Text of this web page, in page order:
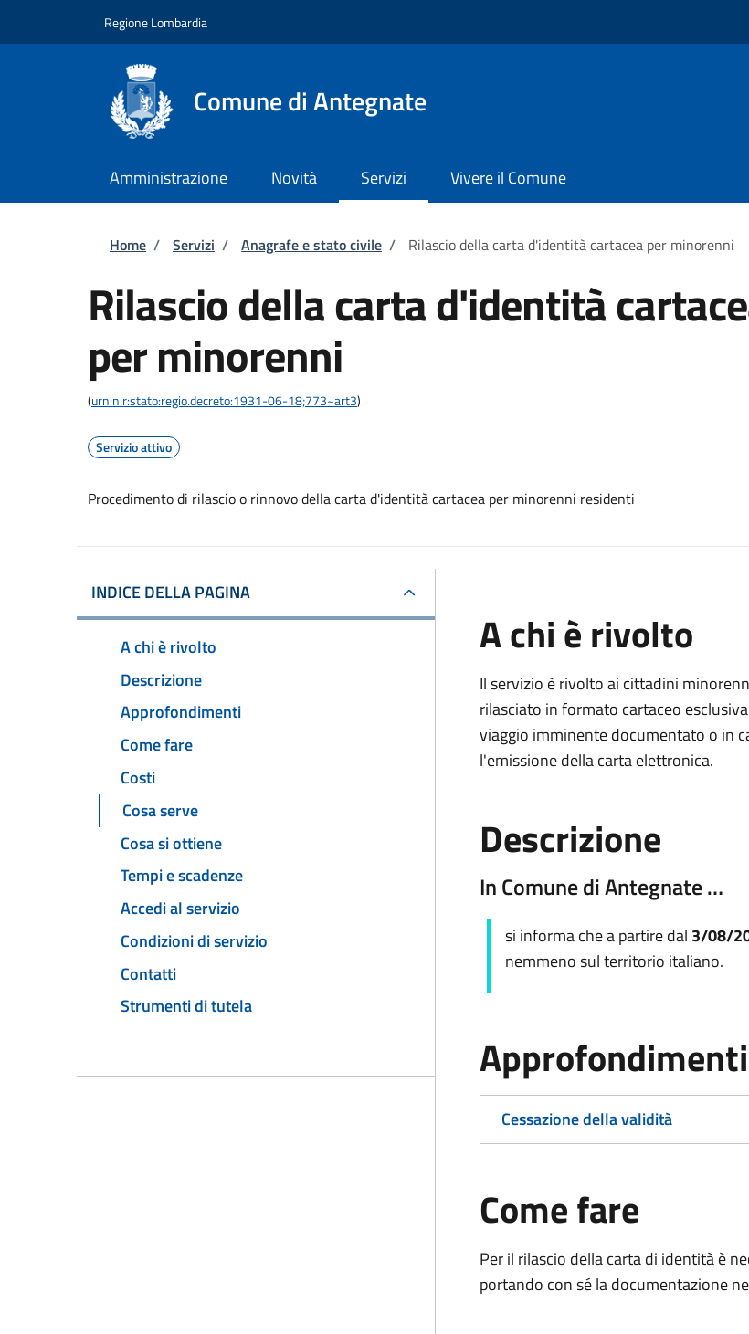
Regione Lombardia
Comune di Antegnate
Amministrazione Novità Servizi Vivere il Comune
Briciole di pane
Home / Servizi / Anagrafe e stato civile / Rilascio della carta d'identità cartacea per minorenni
Rilascio della carta d'identità
per minorenni
(urn:nir:stato:regio.decreto:1931-06-18;773~art3)
Servizio attivo
Procedimento di rilascio o rinnovo della carta d'identità cartacea per minorenni residenti
INDICE DELLA PAGINA
A chi è rivolto
Descrizione
Approfondimenti
Come fare
Costi
Cosa serve
Cosa si ottiene
Tempi e scadenze
Accedi al servizio
Condizioni di servizio
Contatti
Strumenti di tutela
A chi è rivolto
Il servizio è rivolto ai cittadini
rilasciato in formato cartaceo
viaggio imminente documentato o in
l'emissione della carta elettronica.
Descrizione
In Comune di Antegnate …
si informa che a partire dal 3/08/
nemmeno sul territorio italiano.
Approfondimenti
Cessazione della validità
Come fare
Per il rilascio della carta di identità è
portando con sé la documentazione